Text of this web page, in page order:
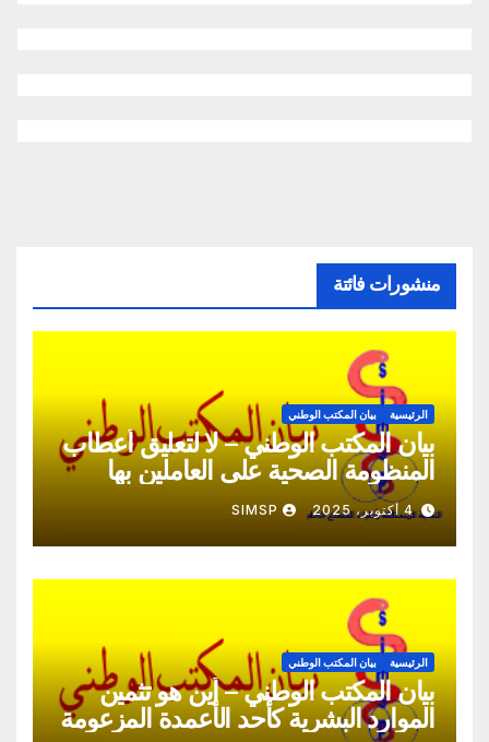
منشورات فائتة
الرئيسية بيان المكتب الوطني
بيان المكتب الوطني – لا لتعليق أعطاب
المنظومة الصحية على العاملين بها
4 أكتوبر، 2025 SIMSP
الرئيسية بيان المكتب الوطني
بيان المكتب الوطني – أين هو تثمين
الموارد البشرية كأحد الأعمدة المزعومة